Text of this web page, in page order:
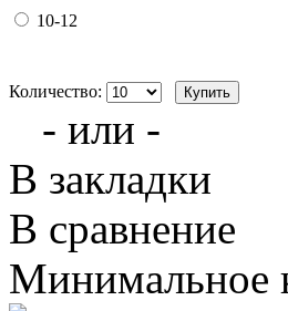
10-12
Количество:
- или -
В закладки
В сравнение
Минимальное